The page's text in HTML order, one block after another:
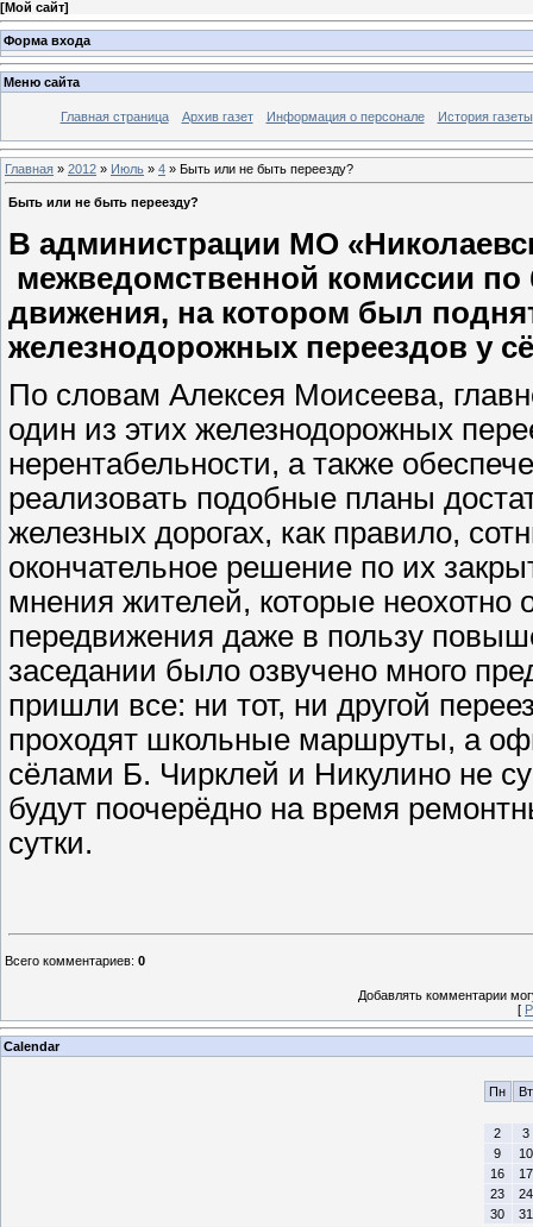
[Мой сайт]
Форма входа
Меню сайта
Главная страница Архив газет Информация о персонале История газеты
Главная » 2012 » Июль » 4 » Быть или не быть переезду?
Быть или не быть переезду?
В администрации МО
межведомственной комиссии по
движения, на котором был
железнодорожных переездов у
По словам Алексея Моисеева,
один из этих железнодорожных
нерентабельности, а также
реализовать подобные планы
железных дорогах, как правило,
окончательное решение по их
мнения жителей, которые
передвижения даже в пользу
заседании было озвучено много
пришли все: ни тот, ни другой
проходят школьные маршруты, а
сёлами Б. Чирклей и Никулино не
будут поочерёдно на время
сутки.
Всего комментариев: 0
Добавлять комментарии
[
Calendar
Пн Вт
2
3
9
10
16
17
23
24
30
31